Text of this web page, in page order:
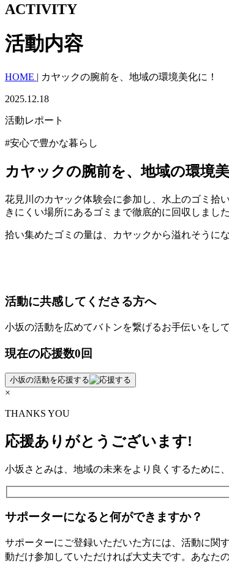
ACTIVITY
活動内容
HOME | カヤックの腕前を、地域の環境美化に！
2025.12.18
活動レポート
#安心で豊かな暮らし
カヤックの腕前を、地域の環境美
花見川のカヤック体験会に参加し、水上のゴミ拾
きにくい場所にあるゴミまで徹底的に回収しました
拾い集めたゴミの量は、カヤックから溢れそうに
活動に共感してくださる方へ
小坂の活動を広めてバトンを繋げるお手伝いをし
現在の応援数0回
小坂の活動を応援する
×
THANKS YOU
応援ありがとうございます!
小坂さとみは、地域の未来をより良くするために
サポーターになると何ができますか？
サポーターにご登録いただいた方には、活動に関
動だけ参加していただければ大丈夫です。あなた